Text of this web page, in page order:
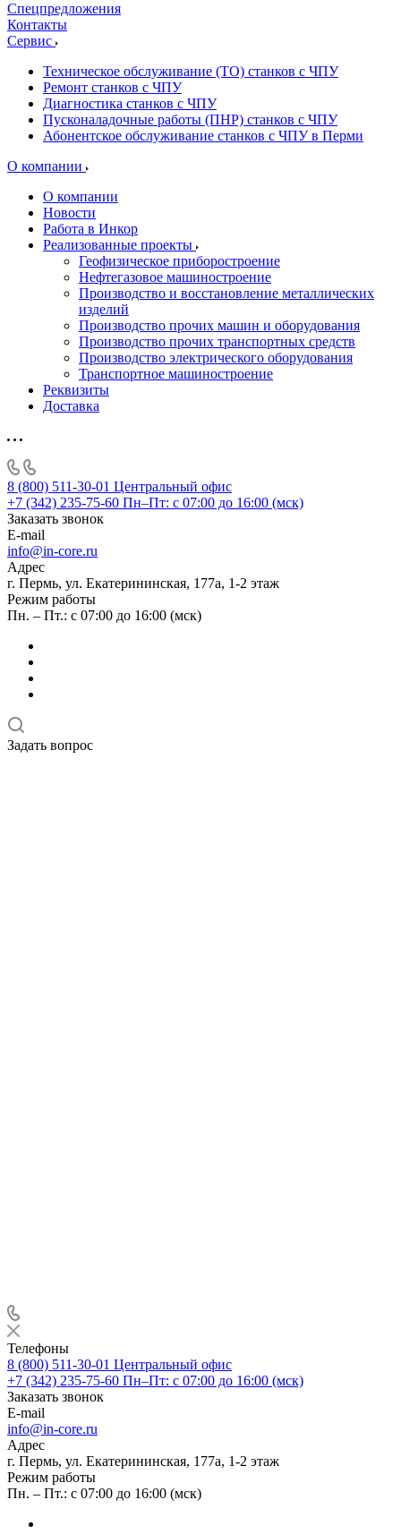
Спецпредложения
Контакты
Сервис
Техническое обслуживание (ТО) станков с ЧПУ
Ремонт станков с ЧПУ
Диагностика станков с ЧПУ
Пусконаладочные работы (ПНР) станков с ЧПУ
Абонентское обслуживание станков с ЧПУ в Перми
О компании
О компании
Новости
Работа в Инкор
Реализованные проекты
Геофизическое приборостроение
Нефтегазовое машиностроение
Производство и восстановление металлических
изделий
Производство прочих машин и оборудования
Производство прочих транспортных средств
Производство электрического оборудования
Транспортное машиностроение
Реквизиты
Доставка
8 (800) 511-30-01 Центральный офис
+7 (342) 235-75-60 Пн–Пт: с 07:00 до 16:00 (мск)
Заказать звонок
E-mail
info@in-core.ru
Адрес
г. Пермь, ул. ​Екатерининская, 177а, ​1-2 этаж
Режим работы
Пн. – Пт.: с 07:00 до 16:00 (мск)
Задать вопрос
Телефоны
8 (800) 511-30-01 Центральный офис
+7 (342) 235-75-60 Пн–Пт: с 07:00 до 16:00 (мск)
Заказать звонок
E-mail
info@in-core.ru
Адрес
г. Пермь, ул. ​Екатерининская, 177а, ​1-2 этаж
Режим работы
Пн. – Пт.: с 07:00 до 16:00 (мск)